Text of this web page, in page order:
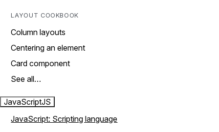
LAYOUT COOKBOOK
Column layouts
Centering an element
Card component
See all…
JavaScriptJS
JavaScript: Scripting language